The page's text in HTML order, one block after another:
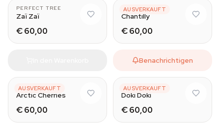
PERFECT TREE
Zaï Zaï
€ 60,00
AUSVERKAUFT
PERFECT TREE
Chantilly
€ 60,00
Benachrichtigen
AUSVERKAUFT
PERFECT TREE
Arctic Cherries
€ 60,00
AUSVERKAUFT
PERFECT TREE
Doki Doki
€ 60,00